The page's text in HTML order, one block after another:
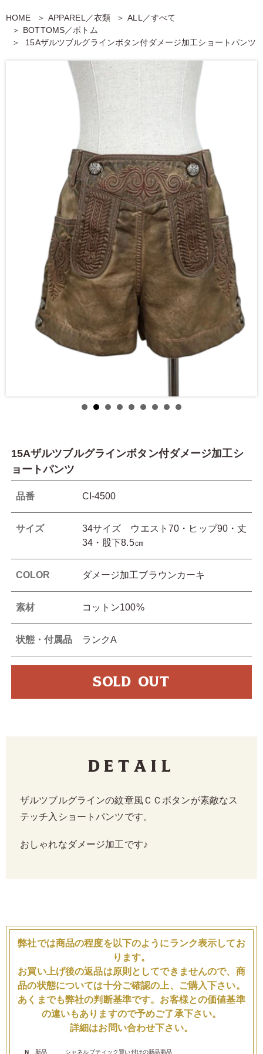
HOME APPAREL／衣類
ALL／すべて
BOTTOMS／ボトム
15Aザルツブルグラインボタン付ダメージ加工ショートパンツ
15Aザルツブルグラインボタン付ダメージ加工シ
ョートパンツ
品番 CI-4500
サイズ
34サイズ ウエスト70・ヒップ90・丈
34・股下8.5㎝
COLOR ダメージ加工ブラウンカーキ
素材 コットン100%
状態・付属品 ランクA
SOLD OUT
Detail
ザルツブルグラインの紋章風ＣＣボタンが素敵なス
テッチ入ショートパンツです。
おしゃれなダメージ加工です♪
弊社では商品の程度を以下のようにランク表示してお
ります。
お買い上げ後の返品は原則としてできませんので、商
品の状態については十分ご確認の上、ご購入下さい。
あくまでも弊社の判断基準です。お客様との価値基準
の違いもありますので予めご了承下さい。
詳細はお問い合わせ下さい。
N 新品 シャネルブティック買い付けの新品商品